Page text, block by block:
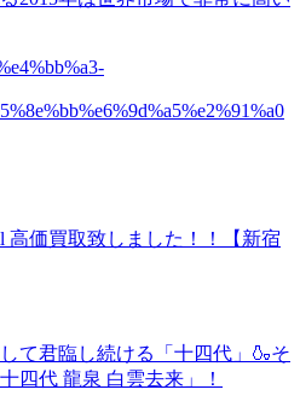
高価買取致しました！！【新宿
て君臨し続ける「十四代」🍶そ
四代 龍泉 白雲去来」！